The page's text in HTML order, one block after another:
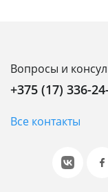
Вопросы и
+375 (17) 336-
Все контакты